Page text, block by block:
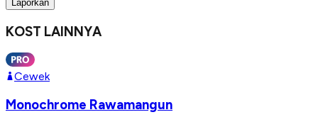
Laporkan
KOST LAINNYA
Cewek
Monochrome Rawamangun